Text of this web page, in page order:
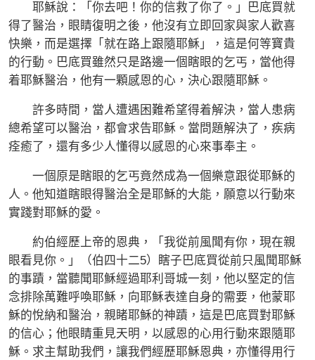
耶穌說：「你去吧！你的信救了你了。」巴底買就
得了醫治，眼睛復明之後，他沒有立即回家與家人歡喜
快樂，而是選擇「就在路上跟隨耶穌」，這是何等寶貴
的行動。巴底買雖然只是路邊一個瞎眼的乞丐，當他得
着耶穌醫治，他有一顆感恩的心，決心跟隨耶穌。
許多時間，當人遭遇困難希望得着解決，當人患病
總希望可以醫治，都會求告耶穌。當問題解決了，疾病
痊癒了，還有多少人懂得以感恩的心來事奉主。
一個原是瞎眼的乞丐竟然成為一個樂意跟從耶穌的
人。他知道瞎眼得醫治全是耶穌的大能，願意以行動來
實踐對耶穌的愛。
約伯經歷上帝的恩典，「我從前風聞有你，現在親
眼看見你。」（伯四十二5）瞎子巴底買從前只風聞耶穌
的事蹟，當聽聞耶穌經過耶利哥城一刻，他以堅定的信
念排除萬難呼喚耶穌，向耶穌表達自身的需要，他蒙耶
穌的悅納和醫治，親睹耶穌的神蹟，這是巴底買對耶穌
的信心；他眼睛重見天明，以感恩的心用行動來跟隨耶
穌。求主幫助我們，讓我們經歷耶穌恩典，亦懂得用行